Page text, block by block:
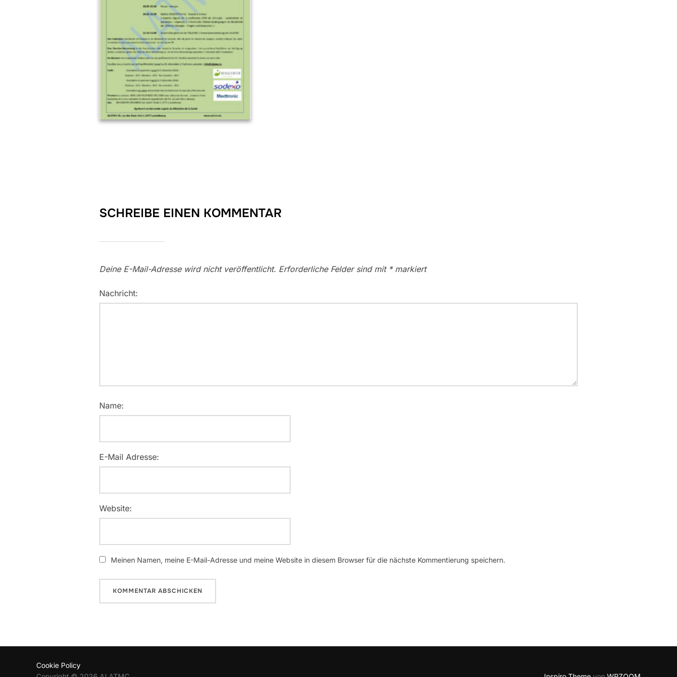
SCHREIBE EINEN KOMMENTAR
Deine E-Mail-Adresse wird nicht veröffentlicht. Erforderliche Felder sind mit *markiert
Nachricht:
Name:
E-Mail Adresse:
Website:
Meinen Namen, meine E-Mail-Adresse und meine Website in diesem Browser für die nächste Kommentierung speichern.
Cookie Policy